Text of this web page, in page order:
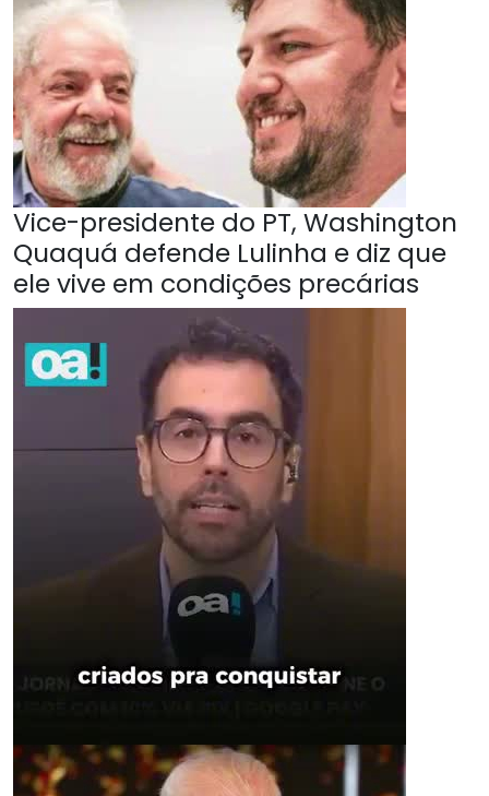
Vice-presidente do PT, Washington
Quaquá defende Lulinha e diz que
ele vive em condições precárias